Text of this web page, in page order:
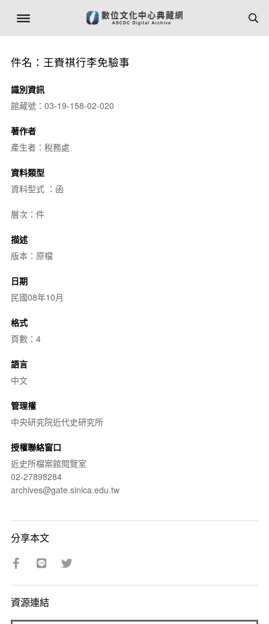
件名：王賚祺行李免驗事
識別資訊
館藏號：03-19-158-02-020
著作者
產生者：稅務處
資料類型
資料型式 ：函
層次：件
描述
版本：原檔
日期
民國08年10月
格式
頁數：4
語言
中文
管理權
中央研究院近代史研究所
授權聯絡窗口
近史所檔案館閱覽室
02-27898284
archives@gate.sinica.edu.tw
分享本文
資源連結